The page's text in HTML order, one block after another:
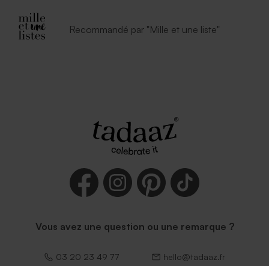
Recommandé par "Mille et une liste"
Vous avez une question ou une remarque ?
03 20 23 49 77 hello@tadaaz.fr